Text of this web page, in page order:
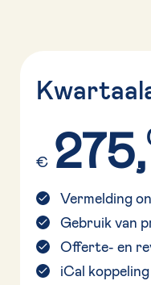
€ 275,
Vermelding
Gebruik van
Offerte- en
iCal koppeling